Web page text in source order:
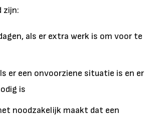
zijn:
als er extra werk is om voor te
er een onvoorziene situatie is en er
is
noodzakelijk maakt dat een